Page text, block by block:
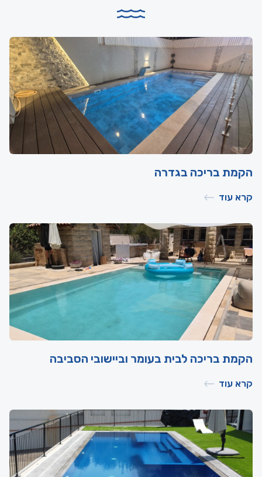
הקמת בריכה בגדרה
קרא עוד
הקמת בריכה לבית בעומר וביישובי הסביבה
קרא עוד